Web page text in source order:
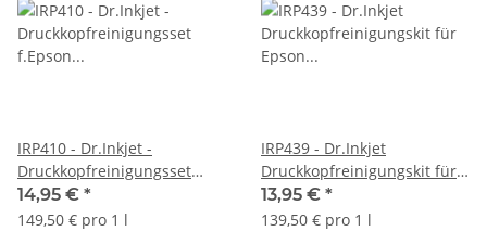
IRP410 - Dr.Inkjet -
Druckkopfreinigungsset
f.Epson T7011-T7014 /
T7021-T7024 / T7231-T7034 /
14,95 € *
149,50 € pro 1 l
IRP439 - Dr.Inkjet
Druckkopfreinigungskit für
Epson Ecotank- &
Kleinformatdrucker A4 & A3
13,95 € *
139,50 € pro 1 l